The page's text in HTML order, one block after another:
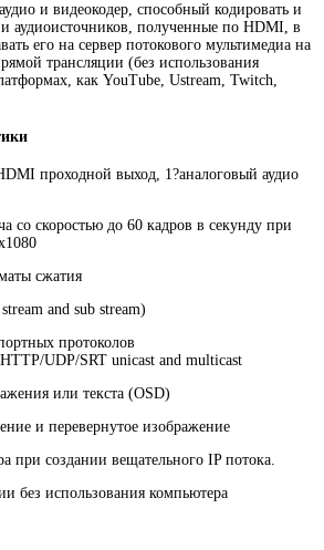
и видеокодер, способный кодировать и
аудиоисточников, полученные по HDMI, в
его на сервер потокового мультимедиа на
трансляции (без использования
как YouTube, Ustream, Twitch,
проходной выход, 1?аналоговый аудио
со скоростью до 60 кадров в секунду при
сжатия
and sub stream)
протоколов
UDP/SRT unicast and multicast
или текста (OSD)
и перевернутое изображение
при создании вещательного IP потока.
без использования компьютера